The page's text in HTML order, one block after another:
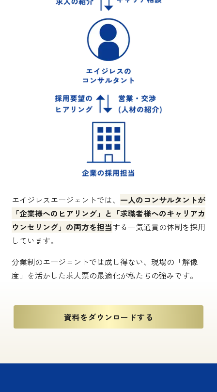
エイジレスエージェントでは、 一人のコンサルタントが
「企業様へのヒアリング」と「求職者様へのキャリアカ
ウンセリング」の両方を担当する一気通貫の体制を採用
しています。
分業制のエージェントでは成し得ない、現場の「解像
度」を活かした求人票の最適化が私たちの強みです。
資料をダウンロードする